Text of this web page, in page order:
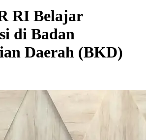
RI Belajar
di Badan
Daerah (BKD)